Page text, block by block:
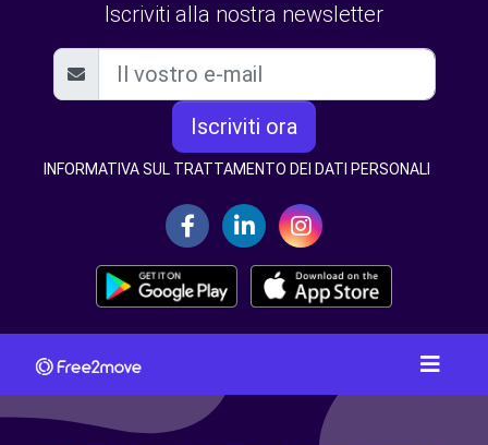
Iscriviti alla nostra newsletter
Iscriviti ora
INFORMATIVA SUL TRATTAMENTO DEI DATI PERSONALI